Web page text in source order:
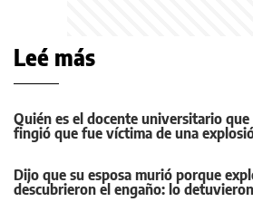
Leé más
Quién es el docente universitario que
fingió que fue víctima de una
Dijo que su esposa murió porque
descubrieron el engaño: lo